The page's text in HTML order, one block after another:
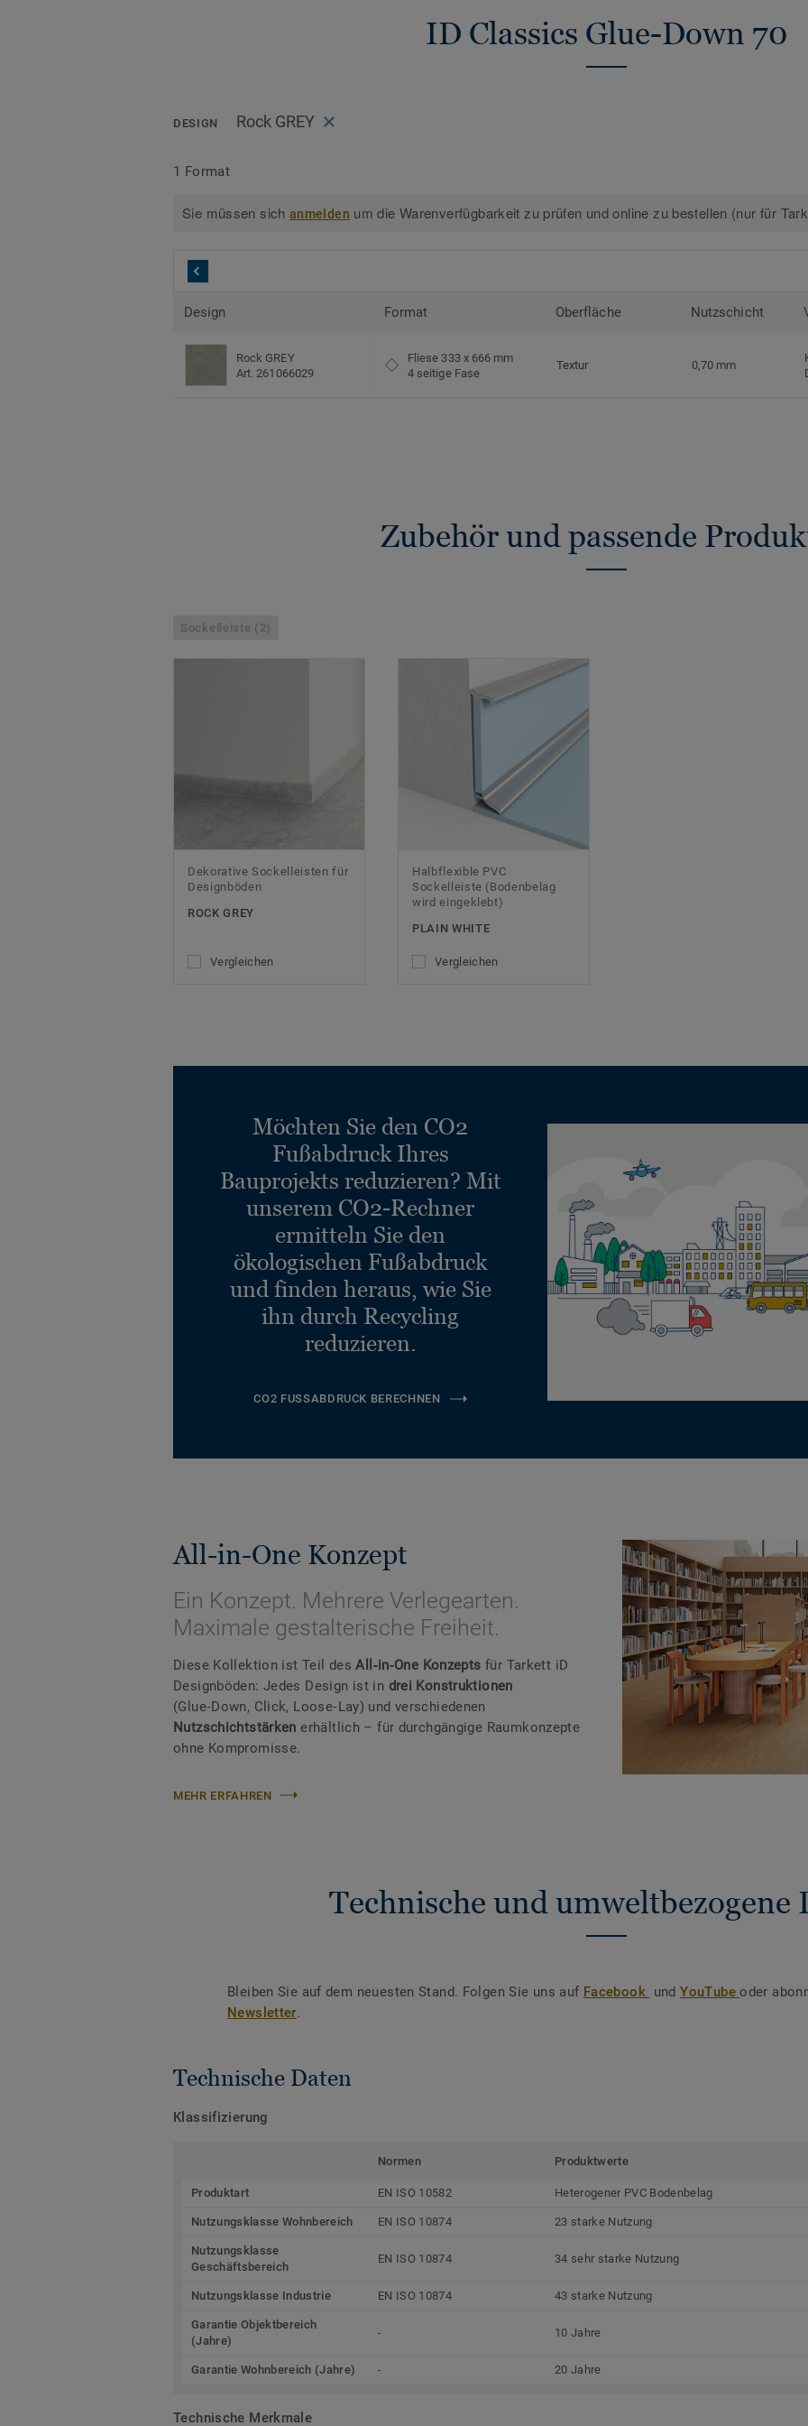
ID Classics Glue-Down 70
DESIGN Rock GREY
1 Format
Sie müssen sichanmelden um die Warenverfügbarkeit zu prüfen und online zu bestellen (nur für
Design Format Oberfläche Nutzschicht
Rock GREY
Art. 261066029
Fliese 333 x 666 mm
4 seitige Fase
Textur 0,70 mm
Zubehör und passende
Sockelleiste (2)
Dekorative Sockelleisten für
Designböden
ROCK GREY
Vergleichen
Halbflexible PVC
Sockelleiste (Bodenbelag
wird eingeklebt)
PLAIN WHITE
Vergleichen
Möchten Sie den CO2
Fußabdruck Ihres
Bauprojekts reduzieren? Mit
unserem CO2-Rechner
ermitteln Sie den
ökologischen Fußabdruck
und finden heraus, wie Sie
ihn durch Recycling
reduzieren.
CO2 FUSSABDRUCK BERECHNEN
All-in-One Konzept
Ein Konzept. Mehrere Verlegearten.
Maximale gestalterische Freiheit.
Diese Kollektion ist Teil desAll‑in‑One Konzepts für Tarkett iD
Designböden: Jedes Design ist in drei Konstruktionen
(Glue‑Down, Click, Loose‑Lay) und verschiedenen
Nutzschichtstärken erhältlich – für durchgängige Raumkonzepte
ohne Kompromisse.
MEHR ERFAHREN
Technische und umweltbezogene
Bleiben Sie auf dem neuesten Stand. Folgen Sie uns auf Facebook undYouTubeoder
Newsletter.
Technische Daten
Klassifizierung
Normen Produktwerte
Produktart EN ISO 10582 Heterogener PVC Bodenbelag
Nutzungsklasse Wohnbereich EN ISO 10874 23 starke Nutzung
Nutzungsklasse
Geschäftsbereich
EN ISO 10874 34 sehr starke Nutzung
Nutzungsklasse Industrie EN ISO 10874 43 starke Nutzung
Garantie Objektbereich
(Jahre)
- 10 Jahre
Garantie Wohnbereich (Jahre) - 20 Jahre
Technische Merkmale